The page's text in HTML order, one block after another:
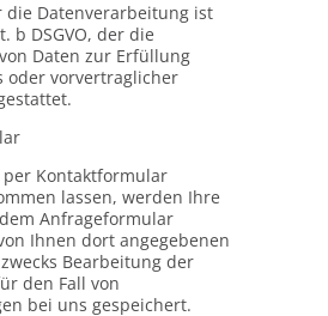
die Datenverarbeitung ist
b DSGVO, der die
Daten zur Erfüllung
oder vorvertraglicher
per Kontaktformular
lassen, werden Ihre
Anfrageformular
Ihnen dort angegebenen
Bearbeitung der
den Fall von
bei uns gespeichert.